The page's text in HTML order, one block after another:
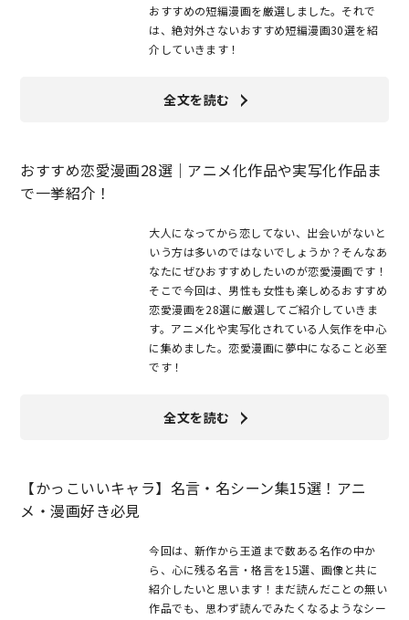
おすすめの短編漫画を厳選しました。それで
は、絶対外さないおすすめ短編漫画30選を紹
介していきます！
全文を読む
おすすめ恋愛漫画28選｜アニメ化作品や実写化作品ま
で一挙紹介！
大人になってから恋してない、出会いがないと
いう方は多いのではないでしょうか？そんなあ
なたにぜひおすすめしたいのが恋愛漫画です！
そこで今回は、男性も女性も楽しめるおすすめ
恋愛漫画を28選に厳選してご紹介していきま
す。アニメ化や実写化されている人気作を中心
に集めました。恋愛漫画に夢中になること必至
です！
全文を読む
【かっこいいキャラ】名言・名シーン集15選！アニ
メ・漫画好き必見
今回は、新作から王道まで数ある名作の中か
ら、心に残る名言・格言を15選、画像と共に
紹介したいと思います！まだ読んだことの無い
作品でも、思わず読んでみたくなるようなシー